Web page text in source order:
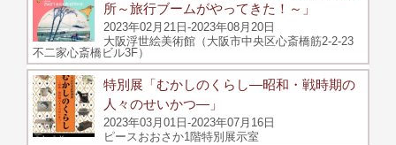
所～旅行ブームがやってきた！～」
2023年02月21日-2023年08月20日
大阪浮世絵美術館（大阪市中央区心斎橋筋2-2-23
不二家心斎橋ビル3F）
特別展「むかしのくらし―昭和・戦時期の
人々のせいかつ―」
2023年03月01日-2023年07月16日
ピースおおさか1階特別展示室